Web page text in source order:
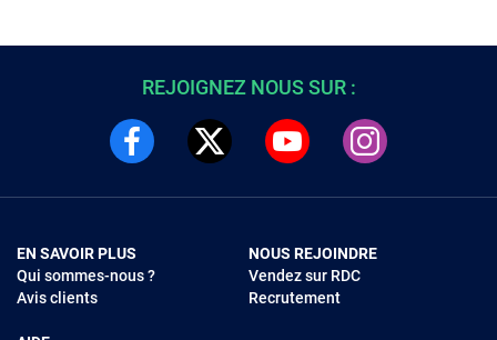
REJOIGNEZ NOUS SUR :
EN SAVOIR PLUS
Qui sommes-nous ?
Avis clients
NOUS REJOINDRE
Vendez sur RDC
Recrutement